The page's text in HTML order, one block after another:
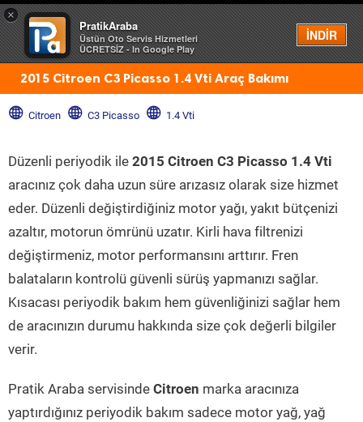
×
PratikAraba
Üstün Oto Servis Hizmetleri
ÜCRETSİZ - In Google Play
İNDİR
Menü
2015 Citroen C3 Picasso 1.4 Vti Araç Bakımı
Citroen C3 Picasso 1.4 Vti
Düzenli periyodik ile 2015 Citroen C3 Picasso 1.4 Vti
aracınız çok daha uzun süre arızasız olarak size hizmet
eder. Düzenli değiştirdiğiniz motor yağı, yakıt bütçenizi
azaltır, motorun ömrünü uzatır. Kirli hava filtrenizi
değiştirmeniz, motor performansını arttırır. Fren
balataların kontrolü güvenli sürüş yapmanızı sağlar.
Kısacası periyodik bakım hem güvenliğinizi sağlar hem
de aracınızın durumu hakkında size çok değerli bilgiler
verir.
Pratik Araba servisinde Citroen marka aracınıza
yaptırdığınız periyodik bakım sadece motor yağ, yağ